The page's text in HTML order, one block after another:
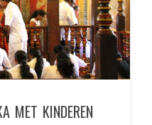
MET KINDEREN